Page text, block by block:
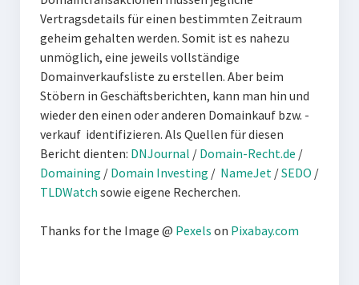
Vertragsdetails für einen bestimmten Zeitraum
geheim gehalten werden. Somit ist es nahezu
unmöglich, eine jeweils vollständige
Domainverkaufsliste zu erstellen. Aber beim
Stöbern in Geschäftsberichten, kann man hin und
wieder den einen oder anderen Domainkauf bzw. -
verkauf identifizieren. Als Quellen für diesen
Bericht dienten: DNJournal / Domain-Recht.de /
Domaining / Domain Investing / NameJet /SEDO /
TLDWatch sowie eigene Recherchen.
Thanks for the Image @ Pexels on Pixabay.com